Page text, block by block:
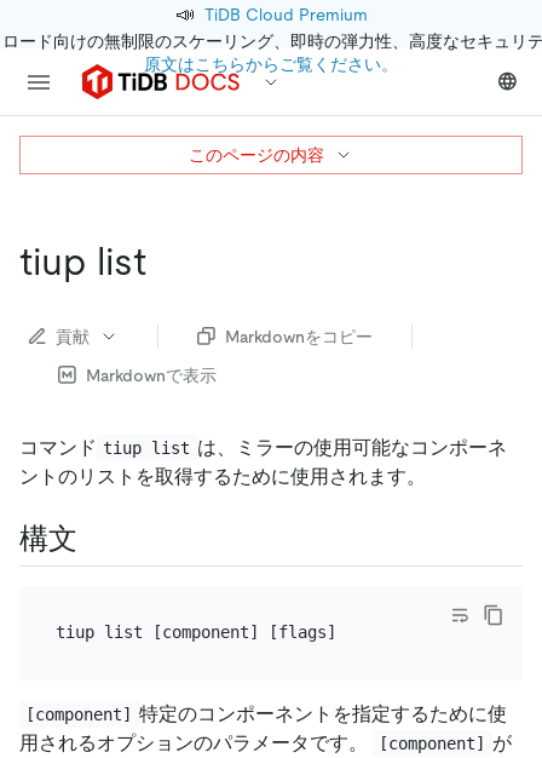
📣 TiDB Cloud Premium
ード向けの無制限のスケーリング、即時の弾力性、高度なセキュリ
原文はこちらからご覧ください。
tiup list
貢献
Markdownをコピー
Markdownで表示
コマンド tiup list は、ミラーの使用可能なコンポーネ
ントのリストを取得するために使用されます。
構文
[component]
特定のコンポーネントを指定するために使
用されるオプションのパラメータです。
[component]
が
このページの内容